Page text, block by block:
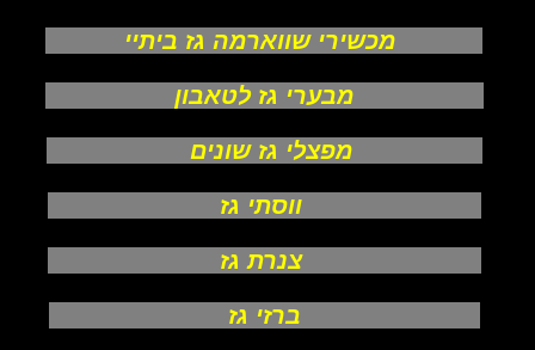
מכשירי שווארמה גז ביתיי
מבערי גז לטאבון
מפצלי גז שונים
ווסתי גז
צנרת גז
ברזי גז